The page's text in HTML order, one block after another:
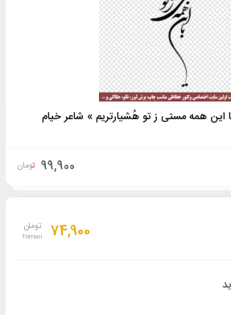
این همه مستی ز تو هُشیارتریم » شاعر خیام
99,900 تومان
74,900 تومان